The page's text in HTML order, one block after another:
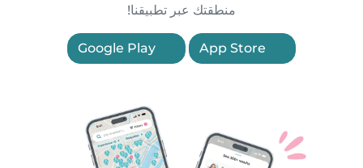
منطقتك عبر تطبيقنا!